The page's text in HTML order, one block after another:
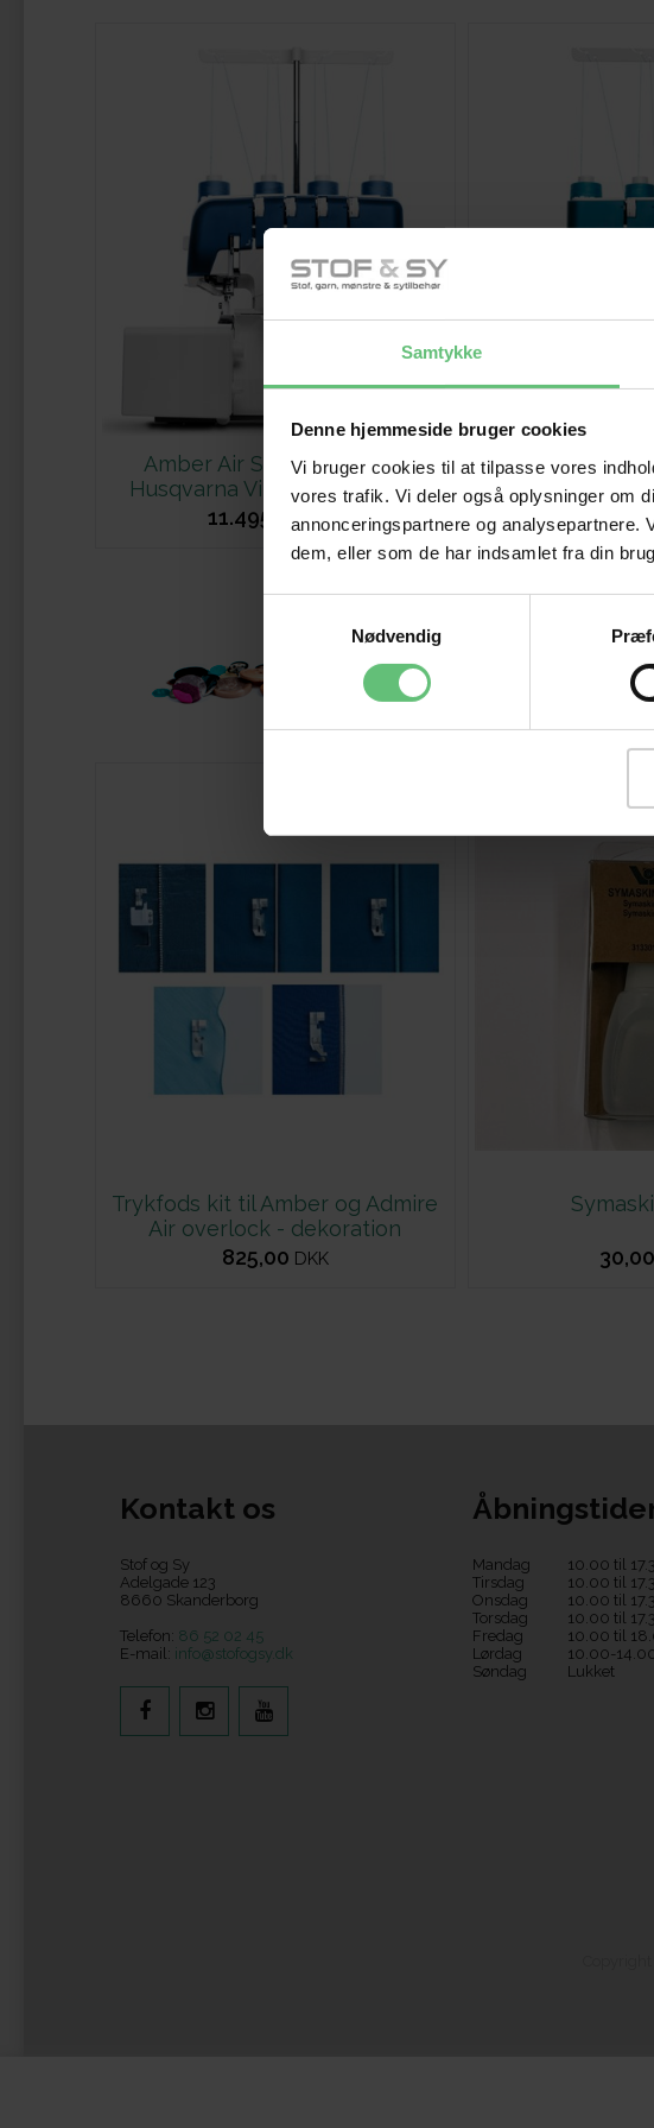
Samtykke
Denne hjemmeside bruger cookies
Vi bruger cookies til at tilpasse vores
vores trafik. Vi deler også oplysninger om
annonceringspartnere og analysepartnere.
dem, eller som de har indsamlet fra din
Nødvendig
Amber Air S400 lufttrådet
Husqvarna Viking overlocker
11.495,00DKK
Admire air
Trykfods kit til Amber og Admire
Air overlock - dekoration
825,00 DKK 30,00
Kontakt os
Stof og Sy
Adelgade 123
8660 Skanderborg
Telefon: 86 52 02 45
E-mail: info@stofogsy.dk
Mandag
10.00 til
Tirsdag
10.00 til
Onsdag
10.00 til
Torsdag
10.00 til
Fredag
10.00 til
Lørdag
10.00-
Søndag
Lukket